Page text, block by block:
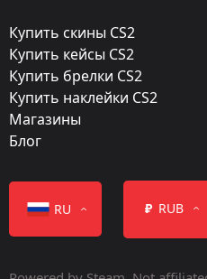
Finish catalog:
1075
Популярность:
70 %
Купить скины CS2
Купить кейсы CS2
Купить брелки CS2
Купить наклейки CS2
Магазины
Блог
RU ₽ RUB